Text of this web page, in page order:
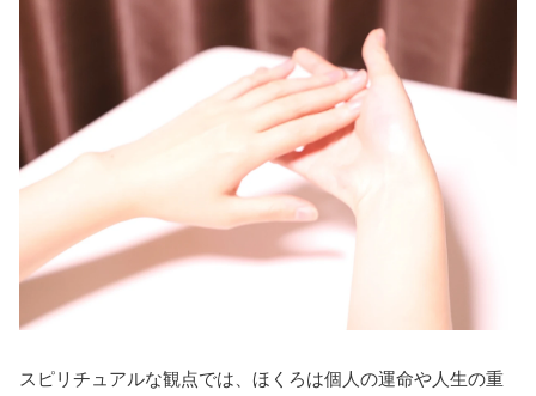
スピリチュアルな観点では、ほくろは個人の運命や人生の重